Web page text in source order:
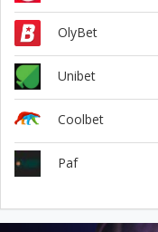
OlyBet
Unibet
Coolbet
Paf